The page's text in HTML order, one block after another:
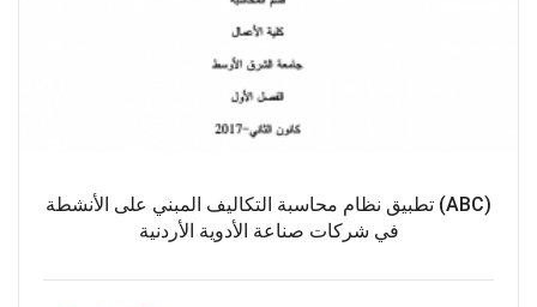
(ABC) تطبيق نظام محاسبة التكاليف المبني على الأنشطة
في شركات صناعة الأدوية الأردنية